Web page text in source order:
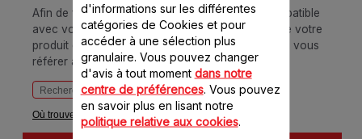
Afin de vous assurer que cet article est bien compatible
avec votre appareil, veuillez saisir la référence de votre
produit dans la barre de recherche ci-dessous ou vous
référer au tableau
Où trouver votre référence ?
d'informations sur les différentes
catégories de Cookies et pour
accéder à une sélection plus
granulaire. Vous pouvez changer
d'avis à tout moment dans notre
centre de préférences. Vous pouvez
en savoir plus en lisant notre
politique relative aux cookies.